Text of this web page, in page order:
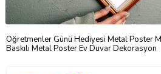
Öğretmenler Günü Hediyesi Metal Poster
Baskılı Metal Poster Ev Duvar Dekorasyon